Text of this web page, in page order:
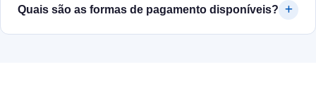
Quais são as formas de pagamento disponíveis?